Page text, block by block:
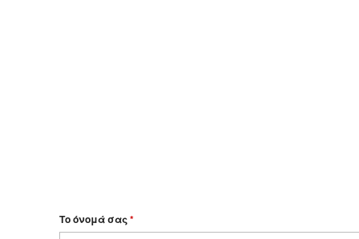
Το όνομά σας*